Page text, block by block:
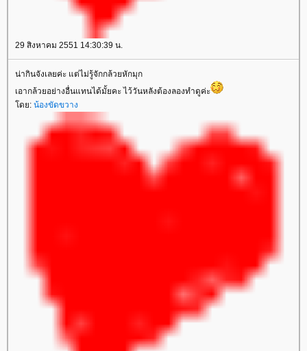
29 สิงหาคม 2551 14:30:39 น.
น่ากินจังเลยค่ะ แต่ไม่รู้จักกล้วยหักมุก
เอากล้วยอย่างอื่นแทนได้มั้ยคะ ไว้วันหลังต้องลองทำดูค่ะ
ดย: น้องขัดขวาง